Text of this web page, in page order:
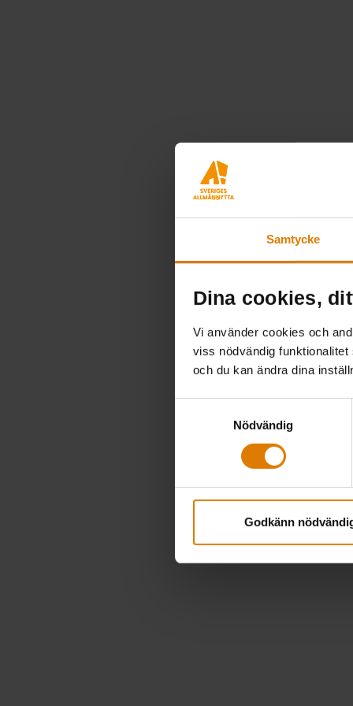
Samtycke
Dina cookies,
Vi använder cookies och
viss nödvändig
och du kan ändra dina
Nödvändig
Godkänn